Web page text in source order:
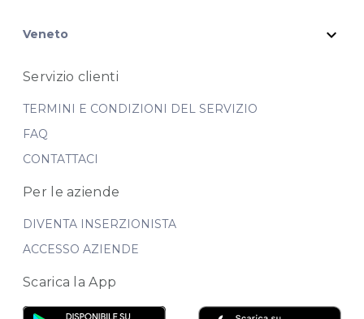
Veneto expand_more
Servizio clienti
TERMINI E CONDIZIONI DEL SERVIZIO
FAQ
CONTATTACI
Per le aziende
DIVENTA INSERZIONISTA
ACCESSO AZIENDE
Scarica la App